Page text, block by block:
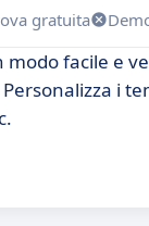
gratuita
modo facile e
i